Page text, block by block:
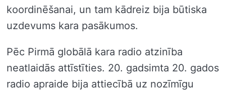
koordinēšanai, un tam kādreiz bija būtiska
uzdevums kara pasākumos.
Pēc Pirmā globālā kara radio atzinība
neatlaidās attīstīties. 20. gadsimta 20. gados
radio apraide bija attiecībā uz nozīmīgu